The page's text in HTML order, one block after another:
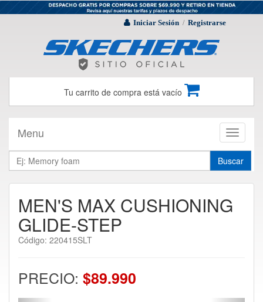
Iniciar Sesión / Registrarse
Tu carrito de compra está vacío
Toggle
Menu
Buscar
MEN'S MAX CUSHIONING
GLIDE-STEP
Código: 220415SLT
PRECIO: $89.990